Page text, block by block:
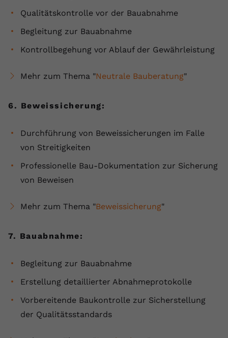
Qualitätskontrolle vor der Bauabnahme
Begleitung zur Bauabnahme
Kontrollbegehung vor Ablauf der Gewährleistung
Mehr zum Thema "Neutrale Bauberatung"
6. Beweissicherung:
Durchführung von Beweissicherungen im Falle
von Streitigkeiten
Professionelle Bau-Dokumentation zur Sicherung
von Beweisen
Mehr zum Thema "Beweissicherung"
7. Bauabnahme:
Begleitung zur Bauabnahme
Erstellung detaillierter Abnahmeprotokolle
Vorbereitende Baukontrolle zur Sicherstellung
der Qualitätsstandards